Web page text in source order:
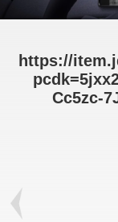
https://
Cc5zc-